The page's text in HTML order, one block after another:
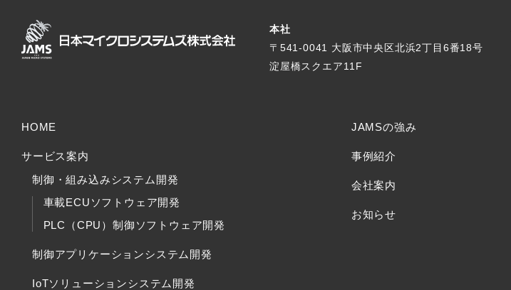
本社
〒541-0041 大阪市中央区北浜2丁目6番18号
淀屋橋スクエア11F
HOME
サービス案内
制御・組み込みシステム開発
車載ECUソフトウェア開発
PLC（CPU）制御ソフトウェア開発
制御アプリケーションシステム開発
IoTソリューションシステム開発
JAMSの強み
事例紹介
会社案内
お知らせ